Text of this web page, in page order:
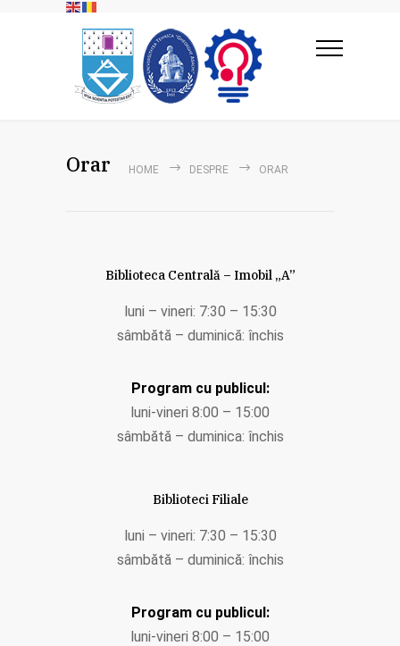
Orar HOME DESPRE ORAR
Biblioteca Centrală – Imobil „A”
luni – vineri: 7:30 – 15:30
sâmbătă – duminică: închis
Program cu publicul:
luni-vineri 8:00 – 15:00
sâmbătă – duminica: închis
Biblioteci Filiale
luni – vineri: 7:30 – 15:30
sâmbătă – duminică: închis
Program cu publicul:
luni-vineri 8:00 – 15:00